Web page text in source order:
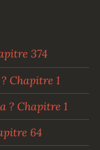
374
Chapitre 1
? Chapitre 1
64